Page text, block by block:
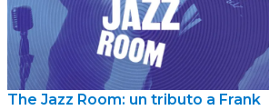
The Jazz Room: un tributo a Frank